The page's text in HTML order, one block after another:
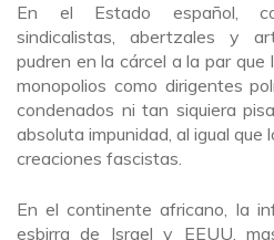
En el Estado español,
sindicalistas, abertzales y
pudren en la cárcel a la par que
monopolios como dirigentes
condenados ni tan siquiera
absoluta impunidad, al igual que
creaciones fascistas.
En el continente africano, la
esbirra de Israel y EEUU,